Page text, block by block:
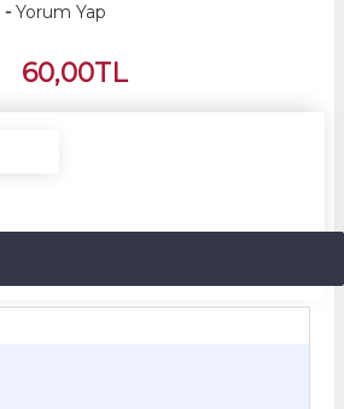
- Yorum Yap
60,00TL